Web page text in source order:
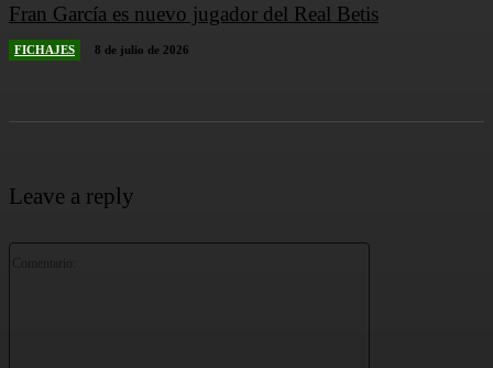
Fran García es nuevo jugador del Real Betis
FICHAJES 8 de julio de 2026
Leave a reply
Comentario: